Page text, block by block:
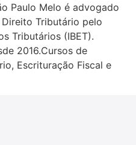
Paulo Melo é advogado
Tributário pelo
Tributários (IBET).
2016.Cursos de
Escrituração Fiscal e